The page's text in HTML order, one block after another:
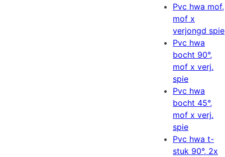
Pvc hwa mof,
mof x
verjongd spie
Pvc hwa
bocht 90°,
mof x verj.
spie
Pvc hwa
bocht 45°,
mof x verj.
spie
Pvc hwa t-
stuk 90°, 2x